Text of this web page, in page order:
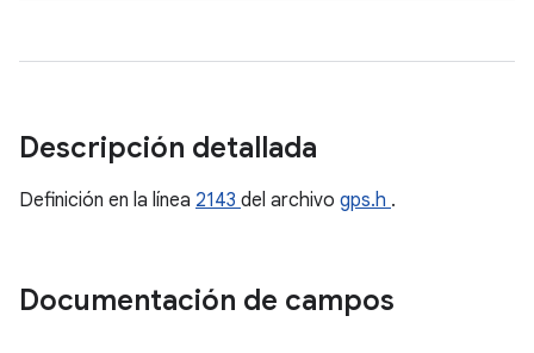
Descripción detallada
Definición en la línea 2143 del archivo gps.h .
Documentación de campos